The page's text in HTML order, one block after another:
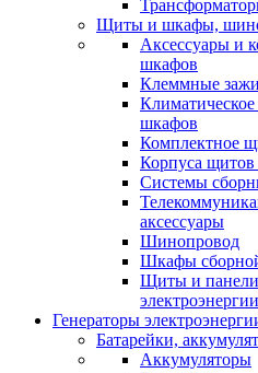
Щиты и шкафы,
Аксессуары и
шкафов
Клеммные
шкафов
Комплектное
Корпуса
Системы
аксессуары
Шинопровод
Шкафы
Щиты и панели
электроэнергии
Генераторы
Батарейки,
Аккумуляторы